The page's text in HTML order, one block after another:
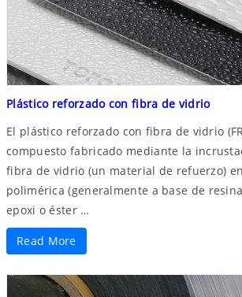
Plástico reforzado con fibra de vidrio
El plástico reforzado con fibra de vidrio
compuesto fabricado mediante la
fibra de vidrio (un material de refuerzo)
polimérica (generalmente a base de
epoxi o éster …
Read More